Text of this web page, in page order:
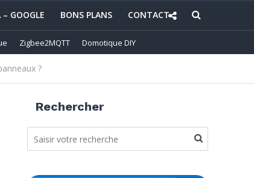
– GOOGLE BONS PLANS CONTACT
Zigbee2MQTT Domotique DIY
?
Rechercher